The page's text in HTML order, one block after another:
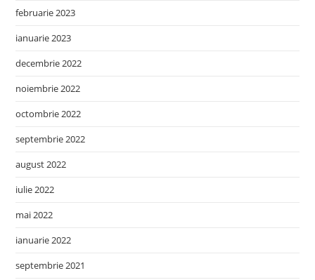
februarie 2023
ianuarie 2023
decembrie 2022
noiembrie 2022
octombrie 2022
septembrie 2022
august 2022
iulie 2022
mai 2022
ianuarie 2022
septembrie 2021